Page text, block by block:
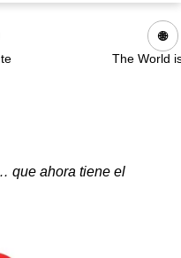
🌐
The World
que ahora tiene el